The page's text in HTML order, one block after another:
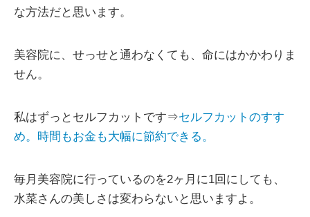
な方法だと思います。
美容院に、せっせと通わなくても、命にはかかわりま
せん。
私はずっとセルフカットです⇒セルフカットのすす
め。時間もお金も大幅に節約できる。
毎月美容院に行っているのを2ヶ月に1回にしても、
水菜さんの美しさは変わらないと思いますよ。